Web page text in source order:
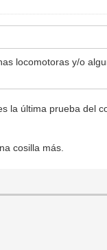
locomotoras y/o
la última prueba del
cosilla más.